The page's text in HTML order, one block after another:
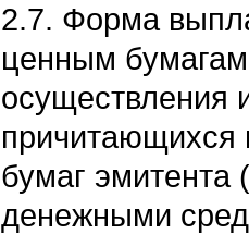
2.7. Форма
ценным
осуществления
причитающихся
бумаг эмитента
денежными